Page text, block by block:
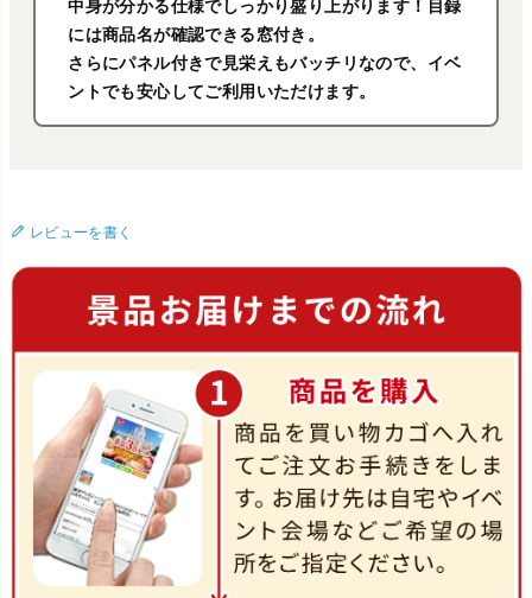
中身が分かる仕様でしっかり盛り上がります！目録
には商品名が確認できる窓付き。
さらにパネル付きで見栄えもバッチリなので、イベ
ントでも安心してご利用いただけます。
レビューを書く